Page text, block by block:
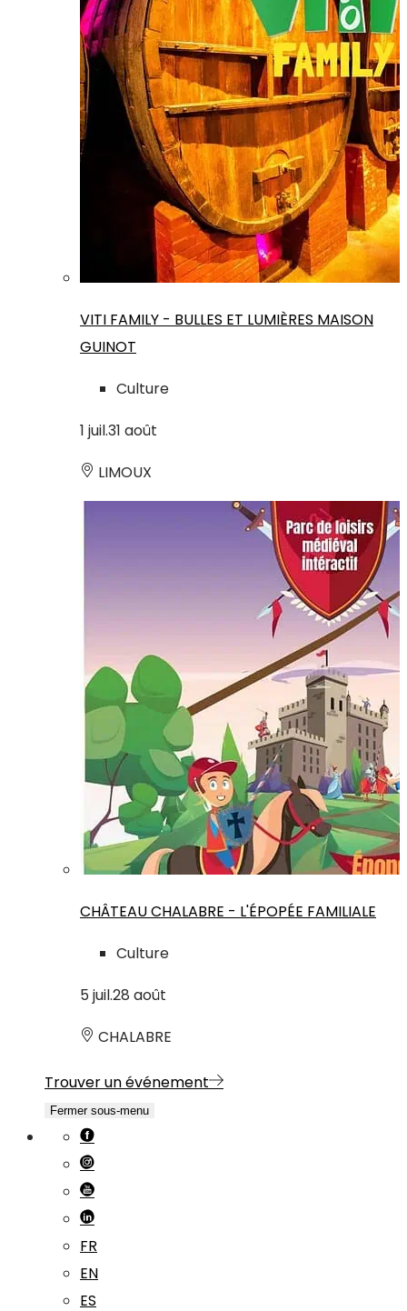
VITI FAMILY - BULLES ET LUMIÈRES MAISON
GUINOT
Culture
1 juil.31 août
LIMOUX
CHÂTEAU CHALABRE - L'ÉPOPÉE FAMILIALE
Culture
5 juil.28 août
CHALABRE
Trouver un événement
Fermer sous-menu
FR
EN
ES